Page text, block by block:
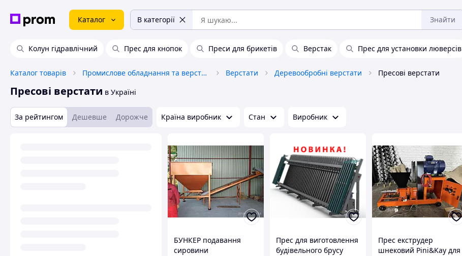
Каталог В категорії Знайти
Колун гідравлічний Прес для кнопок Преси для брикетів Верстак Прес для установки люверсів
Каталог товарів Промислове обладнання та верстати Верстати Деревообробні верстати Пресові верстати
Пресові верстати в Україні
За рейтингом Дешевше Дорожче Країна виробник Стан Виробник
БУНКЕР подавання
сировини
Прес для виготовлення
будівельного брусу
Прес екструдер
шнековий Pini&Kay для